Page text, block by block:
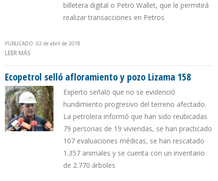
billetera digital o Petro Wallet, que le permitirá
realizar transacciones en Petros
PUBLICADO: 02 de abril de 2018
LEER MÁS
Ecopetrol selló afloramiento y pozo Lizama 158
Experto señaló que no se evidenció
hundimiento progresivo del terreno afectado.
La petrolera informó que han sido reubicadas
79 personas de 19 viviendas, se han practicado
107 evaluaciones médicas, se han rescatado
1.357 animales y se cuenta con un inventario
de 2.770 árboles